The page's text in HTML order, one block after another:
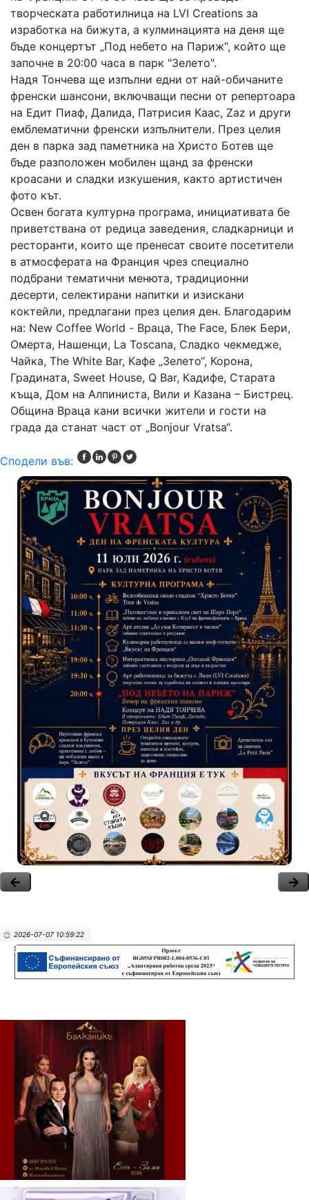
творческата работилница на LVI Creations за
изработка на бижута, а кулминацията на деня ще
бъде концертът „Под небето на Париж“, който ще
започне в 20:00 часа в парк "Зелето".
Надя Тончева ще изпълни едни от най-обичаните
френски шансони, включващи песни от репертоара
на Едит Пиаф, Далида, Патрисия Каас, Zaz и други
емблематични френски изпълнители. През целия
ден в парка зад паметника на Христо Ботев ще
бъде разположен мобилен щанд за френски
кроасани и сладки изкушения, както артистичен
фото кът.
Освен богата културна програма, инициативата бе
приветствана от редица заведения, сладкарници и
ресторанти, които ще пренесат своите посетители
в атмосферата на Франция чрез специално
подбрани тематични менюта, традиционни
десерти, селектирани напитки и изискани
коктейли, предлагани през целия ден. Благодарим
на: New Coffee World - Враца, The Face, Блек Бери,
Омерта, Нашенци, La Toscana, Сладко чекмедже,
Чайка, The White Bar, Кафе „Зелето“, Корона,
Градината, Sweet House, Q Bar, Кадифе, Старата
къща, Дом на Алпиниста, Вили и Казана – Бистрец.
Община Враца кани всички жители и гости на
града да станат част от „Bonjour Vratsa“.
Сподели във:
2026-07-07 10:59:22